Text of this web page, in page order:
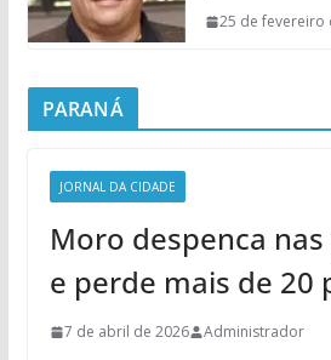
25 de fevereiro
PARANÁ
JORNAL DA CIDADE
Moro despenca
e perde mais de 20
7 de abril de 2026 Administrador